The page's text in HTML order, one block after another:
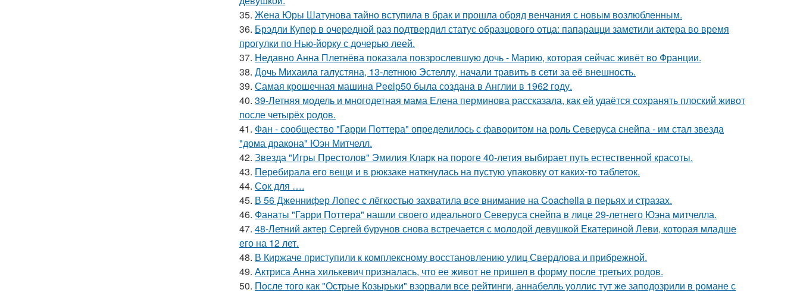
35. Жена Юры Шатунова тайно вступила в брак и прошла обряд венчания с новым возлюбленным.
36. Брэдли Купер в очередной раз подтвердил статус образцового отца: папарацци заметили актера во время
прогулки по Нью-йорку с дочерью леей.
37. Недавно Анна Плетнёва показала повзрослевшую дочь - Марию, которая сейчас живёт во Франции.
38. Дочь Михаила галустяна, 13-летнюю Эстеллу, начали травить в сети за её внешность.
39. Самая крошечная машинa Peelp50 была созданa в Англии в 1962 году.
40. 39-Летняя модель и многодетная мама Елена перминова рассказала, как ей удаётся сохранять плоский живот
после четырёх родов.
41. Фан - сообщество "Гарри Поттера" определилось с фаворитом на роль Северуса снейпа - им стал звезда
"дома дракона" Юэн Митчелл.
42. Звезда "Игры Престолов" Эмилия Кларк на пороге 40-летия выбирает путь естественной красоты.
43. Перебирала его вещи и в рюкзаке наткнулась на пустую упаковку от каких-то таблеток.
44. Сок для ….
45. В 56 Дженнифер Лопес с лёгкостью захватила все внимание на Coachella в перьях и стразах.
46. Фанаты "Гарри Поттера" нашли своего идеального Северуса снейпа в лице 29-летнего Юэна митчелла.
47. 48-Летний актер Сергей бурунов снова встречается с молодой девушкой Екатериной Леви, которая младше
его на 12 лет.
48. В Киржаче приступили к комплексному восстановлению улиц Свердлова и прибрежной.
49. Актриса Анна хилькевич призналась, что ее живот не пришел в форму после третьих родов.
50. После того как "Острые Козырьки" взорвали все рейтинги, аннабелль уоллис тут же заподозрили в романе с